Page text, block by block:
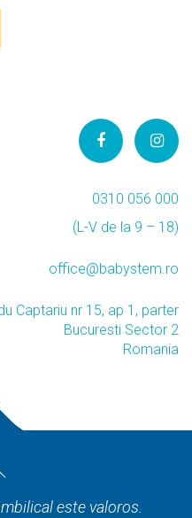
0310 056 000
(L-V de la 9 – 18)
office@babystem.ro
Captariu nr 15, ap 1, parter
Bucuresti Sector 2
Romania
este valoros.